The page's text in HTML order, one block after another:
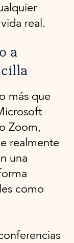
real.
a
más que
Zoom,
realmente
una
como